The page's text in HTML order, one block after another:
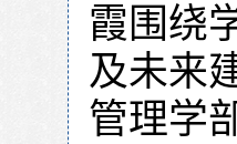
霞围绕
及未来
管理学